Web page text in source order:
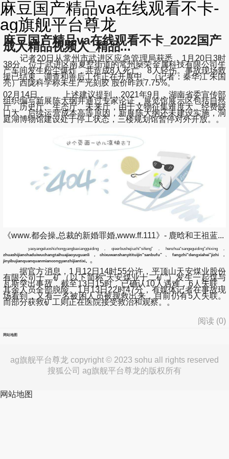
麻豆国产精品va在线观看不卡-
ag旗舰平台尊龙
麻豆国产精品va在线观看不卡_2022国产
成人精品视频人_精品...
记者20日从常州市武进区应急管理局获悉，1月20日3时
38分，位于武进区南夏墅街道的常州燊荣金属科技有限公司生
产车间发生粉尘爆炸，共造成8人死亡、8人轻伤。事故现场救
援已结束，调查和善后工作正在开展中。（记者：秦华江 朱国
亮）西陇科学称未生产光刻胶 股价昨跌7.75%。
02月14日， 上述建议提到，2021年9月，湖南省委宣传部
组织编写新展陈大纲并通过专家论证，展览馆展示区包括自然
厅、历史厅、生态厅、未来厅，由于文物征集难度大、经费缺
口大、后续运营成本高等原因，新展陈大纲还未建设实施，洞
庭湖博物馆建设处于停工状态，三楼规划馆暂停对外开放。。
《www.都会操,总裁的新婚罪婚,www.ff.111》- 鹿晗和王祖蓝...
yaoyangeluoshizhongyangbaxiangguiding，qieerbushejiuzhi“sifeng”，henzhua“sangeguiding”zhixing，
zhuashijianchaduiwuchangtaihuajiaoyuguanli，chixuwanshanyitituijin“sanbufu”、fangzhi“dengxiahei”jizhi，
jinyibujianquanquanmiancongyanzhijiantixi。
。
据官方消息，1月12日14时55分许，平顶山天安煤业股份
有限公司十二矿（以下简称“天安煤业十二矿”）发生一起煤与
瓦斯突出事故，截至13日15时，已确认10人遇难，6人失联，
其余人员全部脱险。1月13日22时47分，有媒体记者在事故现
场看到，又有一名被困人员被搜救出来，目前仍有5人失联。
而部分获救矿工则正在医院接受救治和观察。。
阅读 (0)
网站地图
ag旗舰平台尊龙 copyright © 2023 sohu all rights reserved
搜狐公司 ag旗舰平台尊龙的版权所有
网站地图